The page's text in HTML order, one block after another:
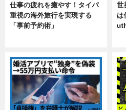
仕事の疲れを癒やす！タイパ
重視の海外旅行を実現する
「事前予約術」
世
は